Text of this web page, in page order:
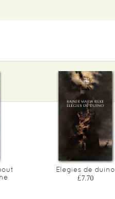
Elegies de duino
£7.70